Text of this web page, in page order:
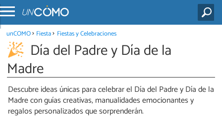
unCOMO Fiesta Fiestas y Celebraciones
Día del Padre y Día de la
Madre
Descubre ideas únicas para celebrar el Día del Padre y Día de la
Madre con guías creativas, manualidades emocionantes y
regalos personalizados que sorprenderán.